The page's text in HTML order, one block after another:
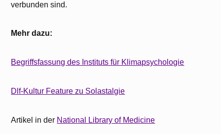
verbunden sind.
Mehr dazu:
Begriffsfassung des Instituts für Klimapsychologie
Dlf-Kultur Feature zu Solastalgie
Artikel in der National Library of Medicine